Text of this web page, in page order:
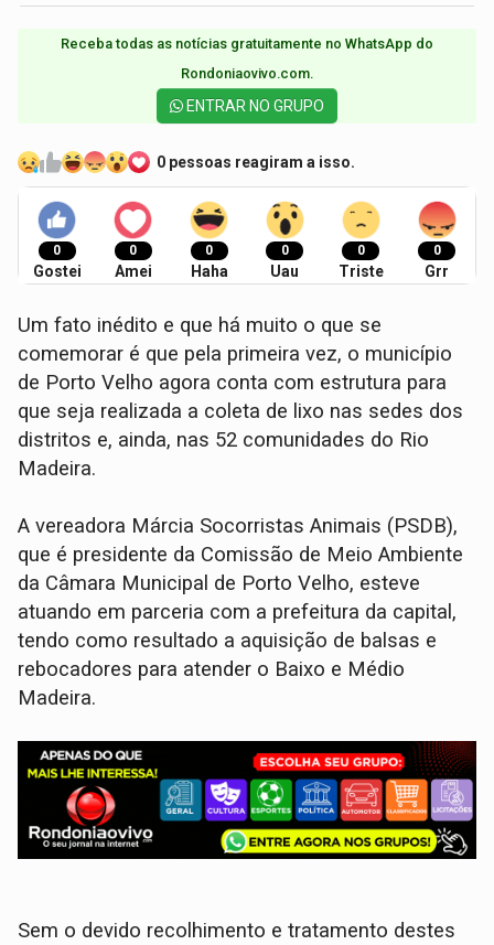
Receba todas as notícias gratuitamente no WhatsApp do
Rondoniaovivo.com.​
ENTRAR NO GRUPO
0 pessoas reagiram a isso.
0
Gostei
0
Amei
0
Haha
0
Uau
0
Triste
0
Grr
Um fato inédito e que há muito o que se
comemorar é que pela primeira vez, o município
de Porto Velho agora conta com estrutura para
que seja realizada a coleta de lixo nas sedes dos
distritos e, ainda, nas 52 comunidades do Rio
Madeira.
A vereadora Márcia Socorristas Animais (PSDB),
que é presidente da Comissão de Meio Ambiente
da Câmara Municipal de Porto Velho, esteve
atuando em parceria com a prefeitura da capital,
tendo como resultado a aquisição de balsas e
rebocadores para atender o Baixo e Médio
Madeira.
Sem o devido recolhimento e tratamento destes